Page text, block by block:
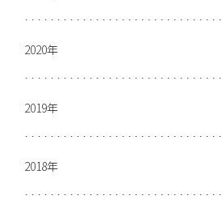
2020年
2019年
2018年